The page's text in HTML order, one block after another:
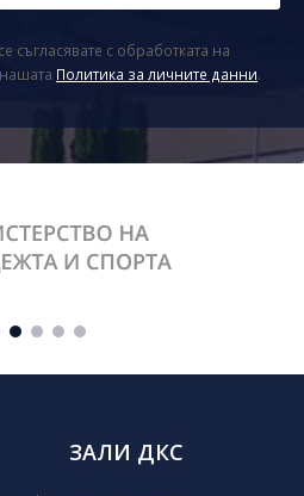
с обработката на
Политика за личните данни.
ЗАЛИ ДКС